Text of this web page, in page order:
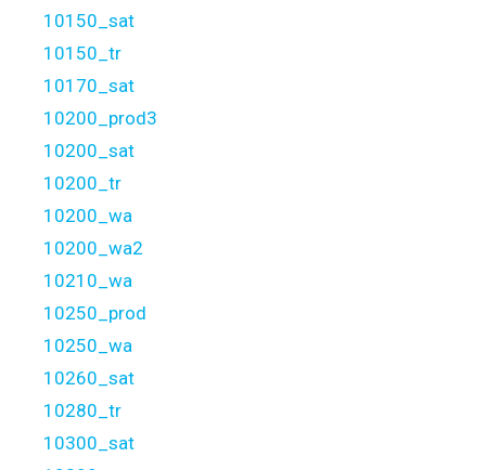
10150_sat
10150_tr
10170_sat
10200_prod3
10200_sat
10200_tr
10200_wa
10200_wa2
10210_wa
10250_prod
10250_wa
10260_sat
10280_tr
10300_sat